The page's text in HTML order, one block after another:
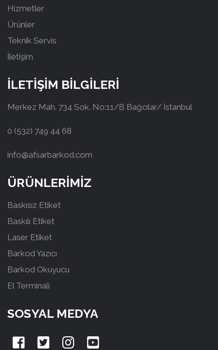
Hizmetler
Ürünler
Teknik Servis
İletişim
İLETİŞİM BİLGİLERİ
Merkez Mah. 734 Sok. No:11/B Bağcılar/ İstanbul
0 (532) 749 44 68
info@afsarbarkod.com
ÜRÜNLERİMİZ
Baskısız Etiket
Baskılı Etiket
Laser Etiket
Barkod Yazıcı
Barkod Okuyucu
El Terminali
SOSYAL MEDYA